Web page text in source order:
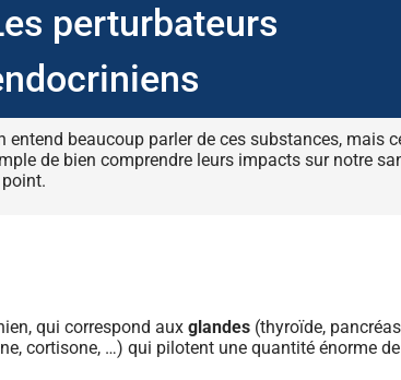
perturbateurs
entend beaucoup parler de ces substances, mais
de bien comprendre leurs impacts sur notre
point.
qui correspond auxglandes (thyroïde,
cortisone, …) qui pilotent une quantité énorme